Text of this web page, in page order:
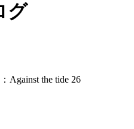
グ
Against the tide 26